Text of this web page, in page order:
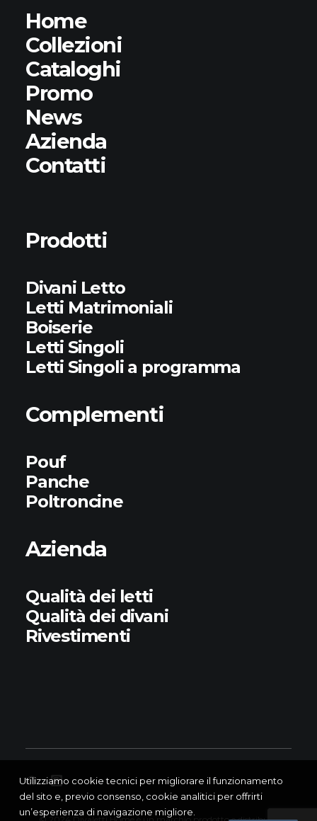
Home
Collezioni
Cataloghi
Promo
News
Azienda
Contatti
Prodotti
Divani Letto
Letti Matrimoniali
Boiserie
Letti Singoli
Letti Singoli a programma
Complementi
Pouf
Panche
Poltroncine
Azienda
Qualità dei letti
Qualità dei divani
Rivestimenti
Utilizziamo cookie tecnici per migliorare il funzionamento
del sito e, previo consenso, cookie analitici per offrirti
un’esperienza di navigazione migliore.